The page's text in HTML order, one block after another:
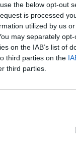
the below opt-out
is processed
utilized by us
may separately
on the IAB’s list of
third parties on the
third parties.
Πλαούνα.